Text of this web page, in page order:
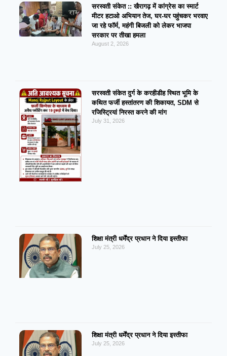
सरस्वती संकेत :: खैरागढ़ में कांग्रेस का स्मार्ट
मीटर हटाओ अभियान तेज, घर-घर पहुंचकर भरवाए
जा रहे फॉर्म, महंगी बिजली को लेकर भाजपा
सरकार पर तीखा हमला
August 2, 2026
सरस्वती संकेत दुर्ग के करहीडीह स्थित भूमि के
कथित फर्जी हस्तांतरण की शिकायत, SDM से
रजिस्ट्रियां निरस्त करने की मांग
July 31, 2026
शिक्षा मंत्री धर्मेंद्र प्रधान ने दिया इस्तीफा
July 25, 2026
शिक्षा मंत्री धर्मेंद्र प्रधान ने दिया इस्तीफा
July 25, 2026